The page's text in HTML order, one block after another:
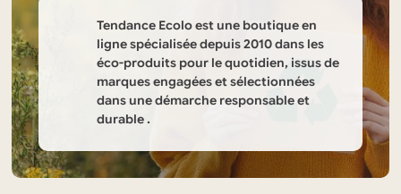
Informations
Tendance Ecolo est une boutique en
ligne spécialisée depuis 2010 dans les
éco-produits pour le quotidien, issus de
marques engagées et sélectionnées
dans une démarche responsable et
durable .